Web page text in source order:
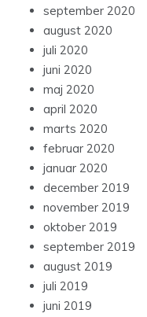
september 2020
august 2020
juli 2020
juni 2020
maj 2020
april 2020
marts 2020
februar 2020
januar 2020
december 2019
november 2019
oktober 2019
september 2019
august 2019
juli 2019
juni 2019